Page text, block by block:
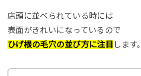
店頭に並べられている時には
表面がきれいになっているので
ひげ根の毛穴の並び方に注目 します。